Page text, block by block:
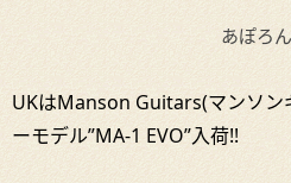
あぽろ
UKはManson Guitars(マンソン
ーモデル”MA-1 EVO”入荷!!